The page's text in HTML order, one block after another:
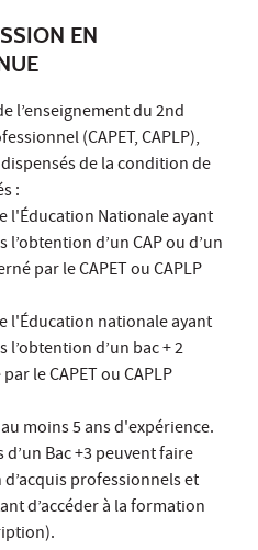
EN
l’enseignement du 2nd
(CAPET, CAPLP),
de la condition de
:
l'Éducation Nationale ayant
d’un CAP ou d’un
par le CAPET ou CAPLP
l'Éducation nationale ayant
l’obtention d’un bac + 2
le CAPET ou CAPLP
moins 5 ans d'expérience.
Bac +3 peuvent faire
professionnels et
d’accéder à la formation